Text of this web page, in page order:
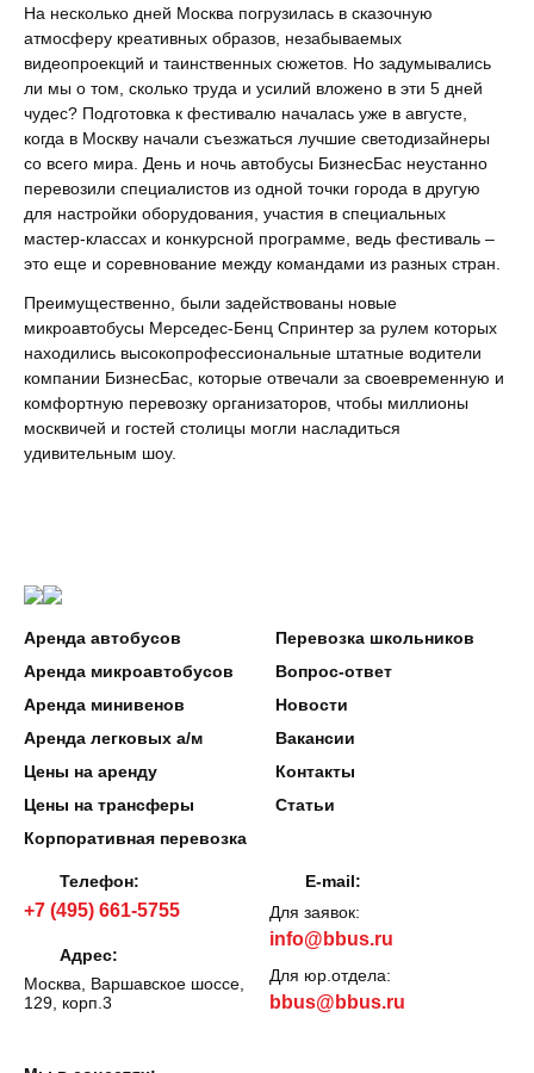
На несколько дней Москва погрузилась в сказочную
атмосферу креативных образов, незабываемых
видеопроекций и таинственных сюжетов. Но задумывались
ли мы о том, сколько труда и усилий вложено в эти 5 дней
чудес? Подготовка к фестивалю началась уже в августе,
когда в Москву начали съезжаться лучшие светодизайнеры
со всего мира. День и ночь автобусы БизнесБас неустанно
перевозили специалистов из одной точки города в другую
для настройки оборудования, участия в специальных
мастер-классах и конкурсной программе, ведь фестиваль –
это еще и соревнование между командами из разных стран.
Преимущественно, были задействованы новые
микроавтобусы Мерседес-Бенц Спринтер за рулем которых
находились высокопрофессиональные штатные водители
компании БизнесБас, которые отвечали за своевременную и
комфортную перевозку организаторов, чтобы миллионы
москвичей и гостей столицы могли насладиться
удивительным шоу.
Аренда автобусов
Аренда микроавтобусов
Аренда минивенов
Аренда легковых а/м
Цены на аренду
Цены на трансферы
Корпоративная перевозка
Перевозка школьников
Вопрос-ответ
Новости
Вакансии
Контакты
Статьи
Телефон:
+7 (495) 661-5755
Адрес:
Москва, Варшавское шоссе,
129, корп.3
E-mail:
Для заявок:
info@bbus.ru
Для юр.отдела:
bbus@bbus.ru